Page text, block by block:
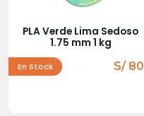
PLA Verde Lima Sedoso
1.75 mm 1 kg
En Stock S/ 80